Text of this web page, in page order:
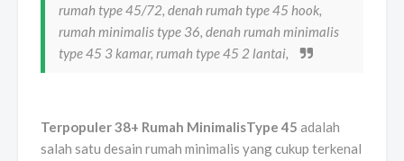
rumah type 45/72, denah rumah type 45 hook,
rumah minimalis type 36, denah rumah minimalis
type 45 3 kamar, rumah type 45 2 lantai,
Terpopuler 38+ Rumah MinimalisType 45 adalah
salah satu desain rumah minimalis yang cukup terkenal